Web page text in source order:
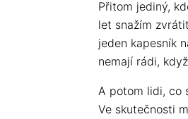
Přitom jediný,
let snažím
jeden kapesník
nemají rádi,
A potom lidi, co
Ve skutečnosti